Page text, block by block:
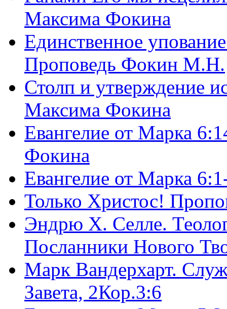
Максима Фокина
Единственное
Проповедь Фокин М.Н.
Столп и утверждение
Максима Фокина
Евангелие от Марка
Фокина
Евангелие от Марка
Только Христос!
Эндрю Х. Селле.
Посланники Нового
Марк Вандерхарт.
Завета, 2Кор.3:6